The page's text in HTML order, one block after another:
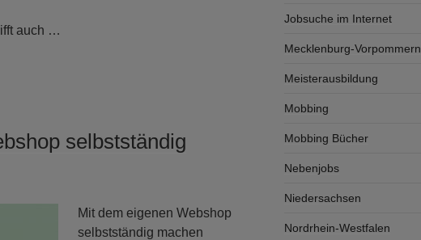
auch …
selbstständig
Mit dem eigenen Webshop
selbstständig machen
Jobsuche im Internet
Mecklenburg-Vorpommern
Meisterausbildung
Mobbing
Mobbing Bücher
Nebenjobs
Niedersachsen
Nordrhein-Westfalen